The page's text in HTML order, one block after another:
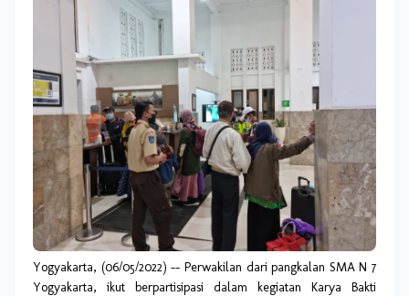
Yogyakarta, (06/05/2022) -- Perwakilan dari pangkalan SMA N 7
Yogyakarta, ikut berpartisipasi dalam kegiatan Karya Bakti